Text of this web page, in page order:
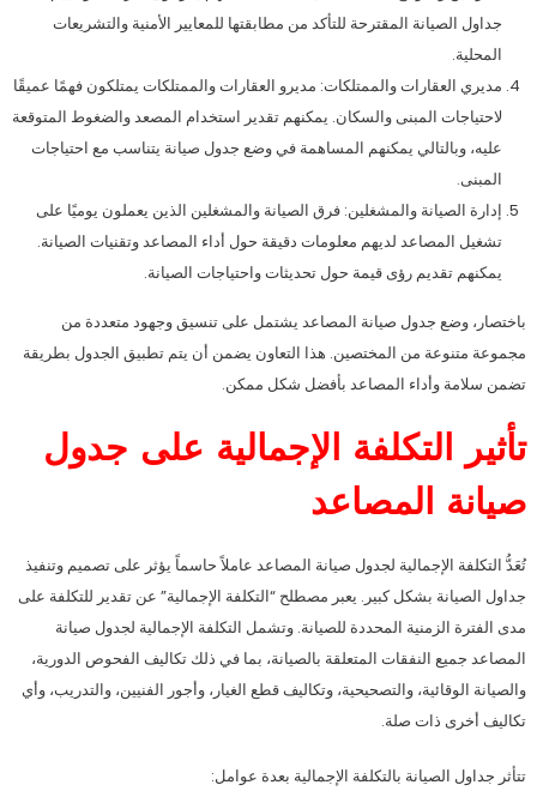
جداول الصيانة المقترحة للتأكد من مطابقتها للمعايير الأمنية والتشريعات
المحلية.
مديري العقارات والممتلكات: مديرو العقارات والممتلكات يمتلكون فهمًا عميقًا
لاحتياجات المبنى والسكان. يمكنهم تقدير استخدام المصعد والضغوط المتوقعة
عليه، وبالتالي يمكنهم المساهمة في وضع جدول صيانة يتناسب مع احتياجات
المبنى.
إدارة الصيانة والمشغلين: فرق الصيانة والمشغلين الذين يعملون يوميًا على
تشغيل المصاعد لديهم معلومات دقيقة حول أداء المصاعد وتقنيات الصيانة.
يمكنهم تقديم رؤى قيمة حول تحديثات واحتياجات الصيانة.
باختصار، وضع جدول صيانة المصاعد يشتمل على تنسيق وجهود متعددة من
مجموعة متنوعة من المختصين. هذا التعاون يضمن أن يتم تطبيق الجدول بطريقة
تضمن سلامة وأداء المصاعد بأفضل شكل ممكن.
تأثير التكلفة الإجمالية على جدول
صيانة المصاعد
تُعَدُّ التكلفة الإجمالية لجدول صيانة المصاعد عاملاً حاسماً يؤثر على تصميم وتنفيذ
جداول الصيانة بشكل كبير. يعبر مصطلح “التكلفة الإجمالية” عن تقدير للتكلفة على
مدى الفترة الزمنية المحددة للصيانة. وتشمل التكلفة الإجمالية لجدول صيانة
المصاعد جميع النفقات المتعلقة بالصيانة، بما في ذلك تكاليف الفحوص الدورية،
والصيانة الوقائية، والتصحيحية، وتكاليف قطع الغيار، وأجور الفنيين، والتدريب، وأي
تكاليف أخرى ذات صلة.
تتأثر جداول الصيانة بالتكلفة الإجمالية بعدة عوامل: